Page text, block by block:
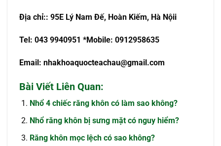
Địa chỉ:: 95E Lý Nam Đế, Hoàn Kiếm, Hà Nộii
Tel: 043 9940951 *Mobile: 0912958635
Email: nhakhoaquocteachau@gmail.com
Bài Viết Liên Quan:
Nhổ 4 chiếc răng khôn có làm sao không?
Nhổ răng khôn bị sưng mặt có nguy hiểm?
Răng khôn mọc lệch có sao không?